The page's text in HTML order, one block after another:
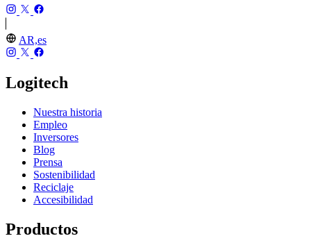
AR,es
Logitech
Nuestra historia
Empleo
Inversores
Blog
Prensa
Sostenibilidad
Reciclaje
Accesibilidad
Productos